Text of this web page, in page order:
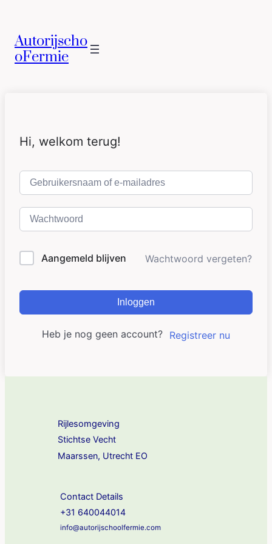
Autorijscho
oFermie
Hi, welkom terug!
Aangemeld blijven Wachtwoord vergeten?
Inloggen
Heb je nog geen account? Registreer nu
Rijlesomgeving
Stichtse Vecht
Maarssen, Utrecht EO
Contact Details
+31 640044014
info@autorijschoolfermie.com